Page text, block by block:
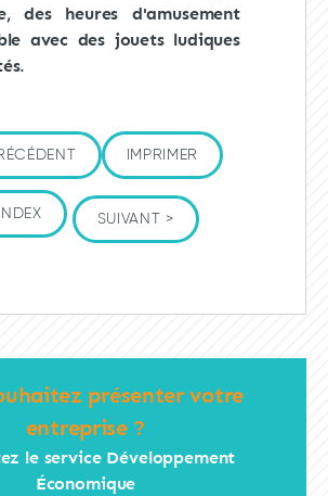
des heures d'amusement
avec des jouets ludiques
.
IMPRIMER
SUIVANT >
présenter votre
entreprise ?
le service Développement
Économique